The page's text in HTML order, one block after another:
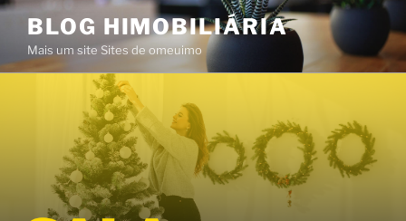
Saltar
conteúdo
BLOG HIMOBILIÁRIA
Mais um site Sites de omeuimo